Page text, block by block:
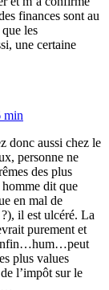
finances sont au
les
une certaine
min
donc aussi chez le
personne ne
des plus
dit que
en mal de
il est ulcéré. La
purement et
plus values
l’impôt sur le